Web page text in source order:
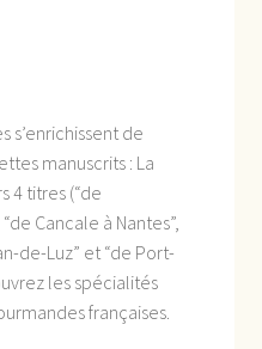
s’enrichissent de
manuscrits : La
4 titres (“de
Cancale à Nantes”,
de-Luz” et “de Port-
les spécialités
françaises.